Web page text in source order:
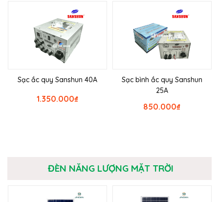
Sạc ắc quy Sanshun 40A
₫
1.350.000
Sạc bình ắc quy Sanshun
25A
₫
850.000
ĐÈN NĂNG LƯỢNG MẶT TRỜI